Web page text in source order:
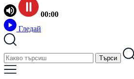
00:00
Гледай